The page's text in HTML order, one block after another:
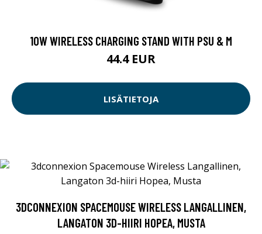
10W WIRELESS CHARGING STAND WITH PSU & M
44.4 EUR
LISÄTIETOJA
3DCONNEXION SPACEMOUSE WIRELESS LANGALLINEN,
LANGATON 3D-HIIRI HOPEA, MUSTA